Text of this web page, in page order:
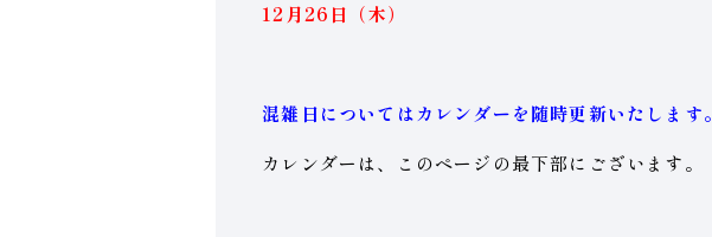
12月26日（木）
混雑日についてはカレンダーを随時更新いたします。
カレンダーは、このページの最下部にございます。